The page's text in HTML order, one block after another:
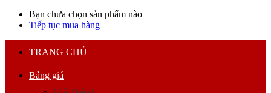
Bạn chưa chọn sản phẩm nào
Tiếp tục mua hàng
TRANG CHỦ
Bảng giá